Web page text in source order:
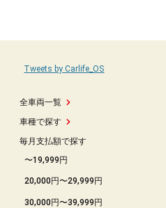
全車両一覧
車種で探す
毎月支払額で探す
〜19,999円
20,000円〜29,999円
30,000円〜39,999円
Tweets by Carlife_OS